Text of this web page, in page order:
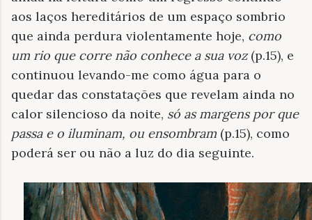
aos laços hereditários de um espaço sombrio
que ainda perdura violentamente hoje, como
um rio que corre não conhece a sua voz(p.15), e
continuou levando-me como água para o
quedar das constatações que revelam ainda no
calor silencioso da noite, só as margens por que
passa e o iluminam, ou ensombram (p.15), como
poderá ser ou não a luz do dia seguinte.